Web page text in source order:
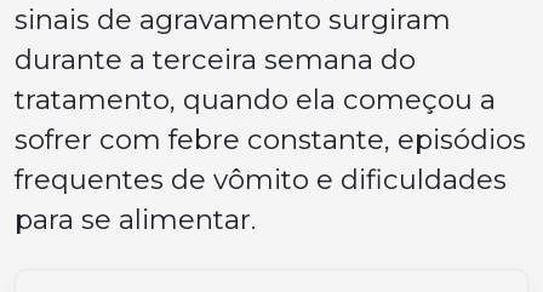
sinais de agravamento surgiram
durante a terceira semana do
tratamento, quando ela começou a
sofrer com febre constante, episódios
frequentes de vômito e dificuldades
para se alimentar.